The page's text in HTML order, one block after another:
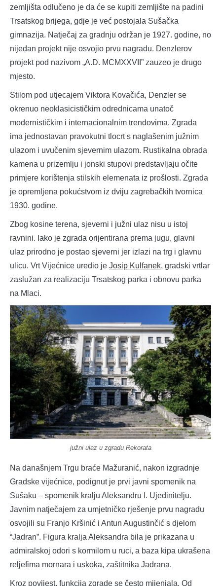
zemljišta odlučeno je da će se kupiti zemljište na padini
Trsatskog brijega, gdje je već postojala Sušačka
gimnazija. Natječaj za gradnju održan je 1927. godine, no
nijedan projekt nije osvojio prvu nagradu. Denzlerov
projekt pod nazivom „A.D. MCMXXVII” zauzeo je drugo
mjesto.
Stilom pod utjecajem Viktora Kovačića, Denzler se
okrenuo neoklasicističkim odrednicama unatoč
modernističkim i internacionalnim trendovima. Zgrada
ima jednostavan pravokutni tlocrt s naglašenim južnim
ulazom i uvučenim sjevernim ulazom. Rustikalna obrada
kamena u prizemlju i jonski stupovi predstavljaju očite
primjere korištenja stilskih elemenata iz prošlosti. Zgrada
je opremljena pokućstvom iz dviju zagrebačkih tvornica
1930. godine.
Zbog kosine terena, sjeverni i južni ulaz nisu u istoj
ravnini. Iako je zgrada orijentirana prema jugu, glavni
ulaz prirodno je postao sjeverni jer izlazi na trg i glavnu
ulicu. Vrt Vijećnice uredio je Josip Kulfanek, gradski vrtlar
zaslužan za realizaciju Trsatskog parka i obnovu parka
na Mlaci.
južni ulaz u zgradu Rekorata
Na današnjem Trgu braće Mažuranić, nakon izgradnje
Gradske vijećnice, podignut je prvi javni spomenik na
Sušaku – spomenik kralju Aleksandru I. Ujedinitelju.
Javnim natječajem za umjetničko rješenje prvu nagradu
osvojili su Franjo Kršinić i Antun Augustinčić s djelom
“Jadran”. Figura kralja Aleksandra bila je prikazana u
admiralskoj odori s kormilom u ruci, a baza kipa ukrašena
reljefima mornara i uskoka, zaštitnika Jadrana.
Kroz povijest, funkcija zgrade se često mijenjala. Od